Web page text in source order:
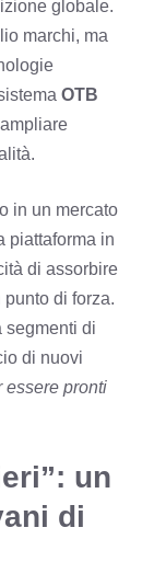
globale.
marchi, ma
OTB
in un mercato
piattaforma in
di assorbire
di forza.
segmenti di
di nuovi
essere pronti
un
di